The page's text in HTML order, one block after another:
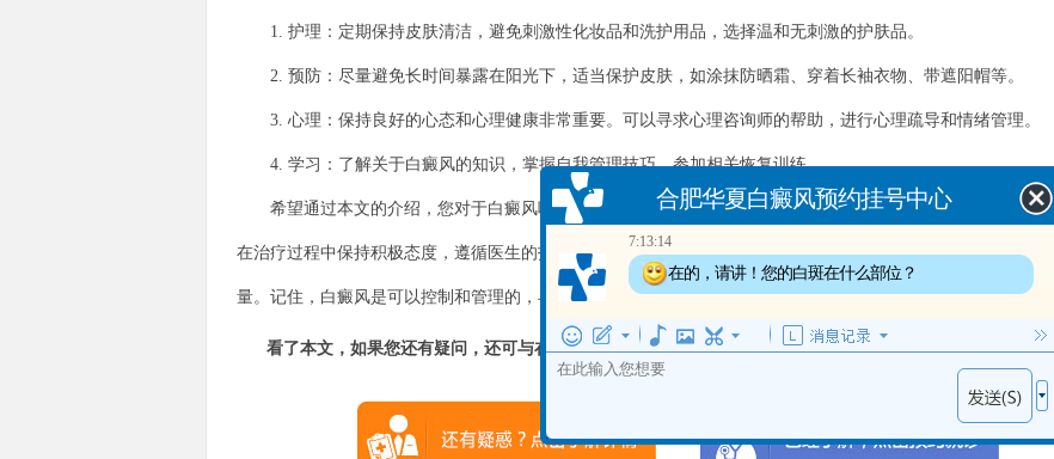
1. 护理：定期保持皮肤清洁，避免刺激性化妆品和洗护用品，选择温和无刺激的护肤品。
2. 预防：尽量避免长时间暴露在阳光下，适当保护皮肤，如涂抹防晒霜、穿着长袖衣物、带遮阳帽等。
3. 心理：保持良好的心态和心理健康非常重要。可以寻求心理咨询师的帮助，进行心理疏导和情绪管理。
4. 学习：了解关于白癜风的知识，掌握自我管理技巧，参加相关恢复训练。
希望通过本文的介绍，您对于白癜风吃药好了还能反复吗这个问题有了更深入的了解。作为医生，我建议您
在治疗过程中保持积极态度，遵循医生的指导，并重视综合护理和预防措施，以减少反复的风险，提高生活质
量。记住，白癜风是可以控制和管理的，与适当的治疗和良好的生活方式相结合，您可以过上正常的生活。
看了本文，如果您还有疑问，还可与在线客服“一对一”答疑！
合肥华夏白癜风预约挂号中心
7:13:14
在的，请讲！您的白斑在什么部位？
7:13:16
出现白斑多长时间了？